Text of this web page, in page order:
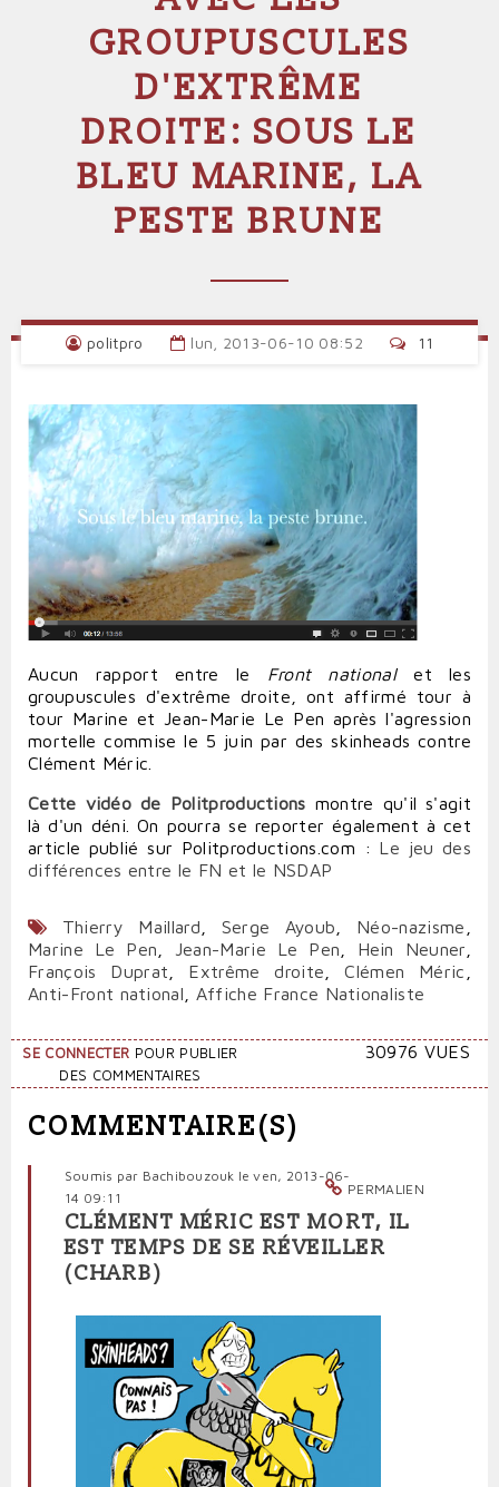
GROUPUSCULES
D'EXTRÊME
DROITE: SOUS LE
BLEU MARINE, LA
PESTE BRUNE
politpro lun, 2013-06-10 08:52 11
Aucun rapport entre le Front nationalet les
groupuscules d'extrême droite, ont affirmé tour à
tour Marine et Jean-Marie Le Pen après l'agression
mortelle commise le 5 juin par des skinheads contre
Clément Méric.
Cette vidéo de Politproductions montre qu'il s'agit
là d'un déni. On pourra se reporter également à cet
article publié sur Politproductions.com : Le jeu des
différences entre le FN et le NSDAP
Thierry Maillard Serge Ayoub Néo-nazisme
Marine Le Pen
Jean-Marie Le Pen Hein Neuner
François Duprat
Extrême droite ,Clémen Méric
Anti-Front national
Affiche France Nationaliste
SE CONNECTER POUR PUBLIER
DES COMMENTAIRES
30976 VUES
COMMENTAIRE(S)
PERMALIEN
Soumis par Bachibouzouk le ven, 2013-06-
14 09:11
CLÉMENT MÉRIC EST MORT, IL
EST TEMPS DE SE RÉVEILLER
(CHARB)